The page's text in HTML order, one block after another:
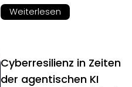
Weiterlesen
Cyberresilienz in Zeiten
der agentischen KI